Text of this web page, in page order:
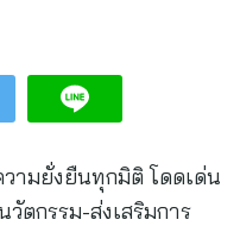
ามยั่งยืนทุกมิติ โดดเด่น
ตกรรม-ส่งเสริมการ